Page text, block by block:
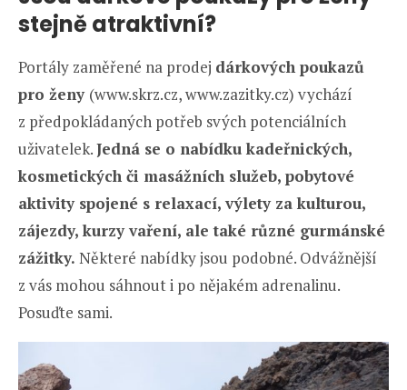
stejně atraktivní?
Portály zaměřené na prodej dárkových poukazů
pro ženy (www.skrz.cz, www.zazitky.cz) vychází
z předpokládaných potřeb svých potenciálních
uživatelek.Jedná se o nabídku kadeřnických,
kosmetických či masážních služeb, pobytové
aktivity spojené s relaxací, výlety za kulturou,
zájezdy, kurzy vaření, ale také různé gurmánské
zážitky. Některé nabídky jsou podobné. Odvážnější
z vás mohou sáhnout i po nějakém adrenalinu.
Posuďte sami.